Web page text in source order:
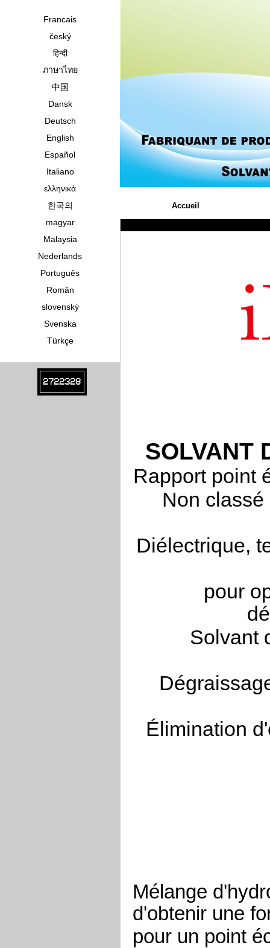
Francais
český
हिन्दी
ภาษาไทย
中国
Dansk
Deutsch
English
Español
Italiano
ελληνικά
한국의
magyar
Malaysia
Nederlands
Português
Român
slovenský
Svenska
Türkçe
2722328
Accueil
SOLVANT
Rapport point
Non
Diélectrique,
pour
Solvant
Élimination
Mélange
d'obtenir une
pour un point